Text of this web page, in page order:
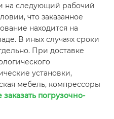
на следующий рабочий
что заказанное
находится на
В иных случаях сроки
При доставке
установки,
мебель, компрессоры
погрузочно-